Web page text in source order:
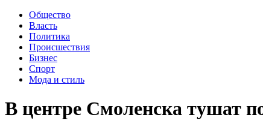
Общество
Власть
Политика
Происшествия
Бизнес
Спорт
Мода и стиль
В центре Смоленска тушат